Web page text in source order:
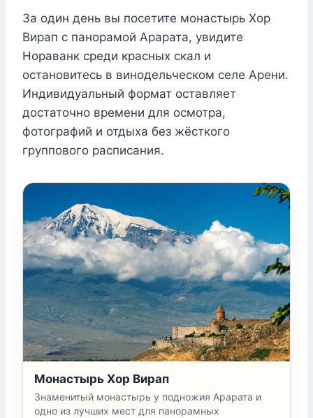
За один день вы посетите монастырь Хор
Вирап с панорамой Арарата, увидите
Нораванк среди красных скал и
остановитесь в винодельческом селе Арени.
Индивидуальный формат оставляет
достаточно времени для осмотра,
фотографий и отдыха без жёсткого
группового расписания.
Монастырь Хор Вирап
Знаменитый монастырь у подножия Арарата и
одно из лучших мест для панорамных